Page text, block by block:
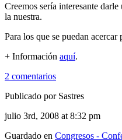
Creemos sería interesante
la nuestra.
Para los que se puedan
+ Información aquí.
2 comentarios
Publicado por Sastres
julio 3rd, 2008 at 8:32 pm
Guardado en Congresos -